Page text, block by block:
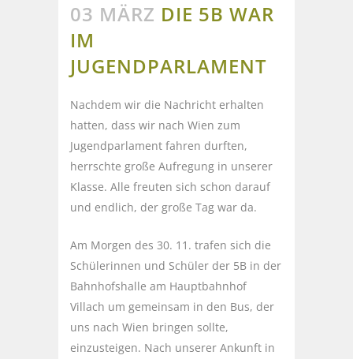
03 MÄRZ DIE 5B WAR
IM
JUGENDPARLAMENT
Nachdem wir die Nachricht erhalten
hatten, dass wir nach Wien zum
Jugendparlament fahren durften,
herrschte große Aufregung in unserer
Klasse. Alle freuten sich schon darauf
und endlich, der große Tag war da.
Am Morgen des 30. 11. trafen sich die
Schülerinnen und Schüler der 5B in der
Bahnhofshalle am Hauptbahnhof
Villach um gemeinsam in den Bus, der
uns nach Wien bringen sollte,
einzusteigen. Nach unserer Ankunft in